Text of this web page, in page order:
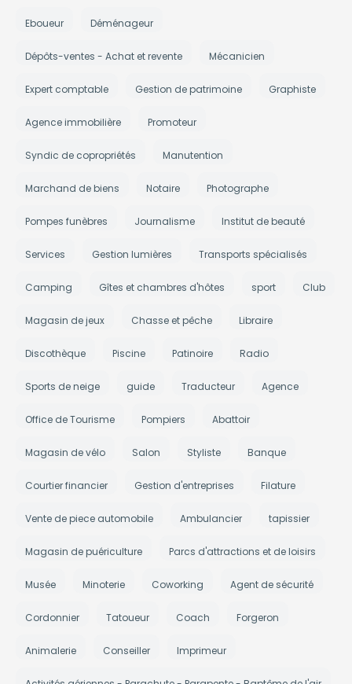
Eboueur Déménageur
Dépôts-ventes - Achat et revente Mécanicien
Expert comptable Gestion de patrimoine Graphiste
Agence immobilière Promoteur
Syndic de copropriétés Manutention
Marchand de biens Notaire Photographe
Pompes funèbres Journalisme Institut de beauté
Services Gestion lumières Transports spécialisés
Camping Gîtes et chambres d'hôtes sport Club
Magasin de jeux Chasse et pêche Libraire
Discothèque Piscine Patinoire Radio
Sports de neige guide Traducteur Agence
Office de Tourisme Pompiers Abattoir
Magasin de vélo Salon Styliste Banque
Courtier financier Gestion d'entreprises Filature
Vente de piece automobile Ambulancier tapissier
Magasin de puériculture Parcs d'attractions et de loisirs
Musée Minoterie Coworking Agent de sécurité
Cordonnier Tatoueur Coach Forgeron
Animalerie Conseiller Imprimeur